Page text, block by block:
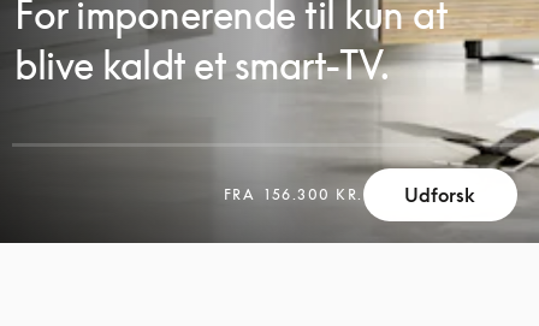
For imponerende til kun at
blive kaldt et smart-TV.
FRA 156.300 KR. Udforsk